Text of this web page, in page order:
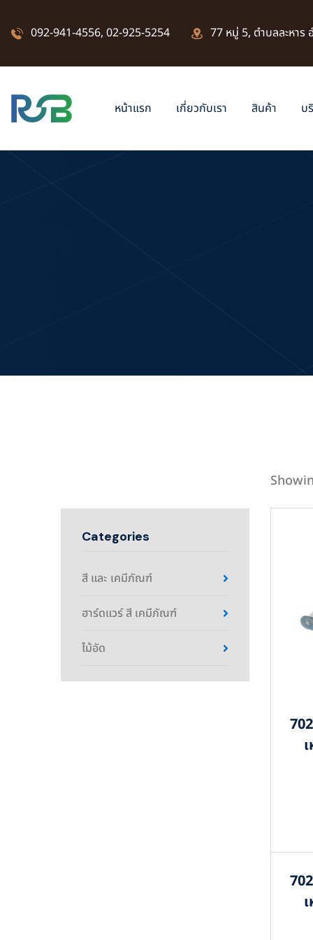
092-941-4556, 02-925-5254 77 หมู่ 5, ตำบลละหาร
หน้าแรก เกี่ยวกับเรา สินค้า บ
Categories
สี และ เคมีภัณฑ์
ฮาร์ดแวร์ สี เคมีภัณฑ์
ไม้อัด